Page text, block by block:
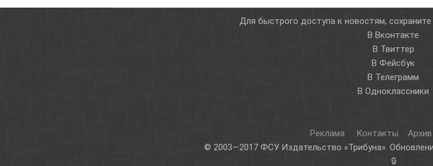
Для быстрого доступа к новостям,
В Вконтакте
В Твиттер
В Фейсбук
В Телеграмм
В Одноклассники
Реклама Контакты Архив
© 2003—2017 ФСУ Издательство «Трибуна».
🔒